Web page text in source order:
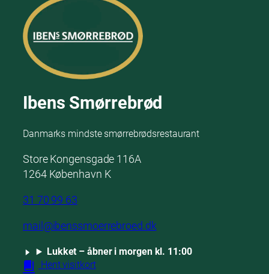
Ibens Smørrebrød
Danmarks mindste smørrebrødsrestaurant
Store Kongensgade 116A
1264 København K
31 70 99 63
mail@ibenssmoerrebroed.dk
Lukket – åbner i morgen kl. 11:00
Hent visitkort